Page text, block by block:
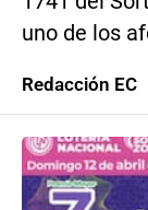
uno de los
Redacción EC